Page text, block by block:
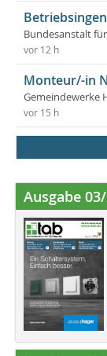
Bundesanstalt
vor 12 h
Monteur/-in
Gemeindewerke
vor 15 h
Ausgabe